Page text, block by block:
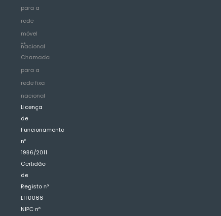
para a
rede
móvel
nacional
**
Chamada
para a
rede fixa
nacional
Licença
de
Funcionamento
nº
1986/2011
Certidão
de
Registo nº
E110066
NIPC nº